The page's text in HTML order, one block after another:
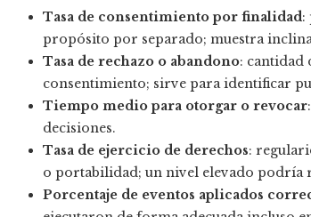
Tasa de consentimiento por finalidad:
propósito por separado; muestra
Tasa de rechazo o abandono: cantidad
consentimiento; sirve para identificar
Tiempo medio para otorgar o revocar
decisiones.
Tasa de ejercicio de derechos:
o portabilidad; un nivel elevado podría
Porcentaje de eventos aplicados